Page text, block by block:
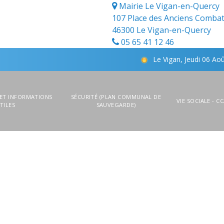
Mairie Le Vigan-en-Quercy
107 Place des Anciens
46300 Le Vigan-en-Quercy
05 65 41 12 46
Le Vigan, Jeudi 06
INFORMATIONS
SÉCURITÉ (PLAN COMMUNAL DE
SAUVEGARDE)
VIE SOCIALE -